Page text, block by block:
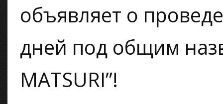
объявляет о
дней под общим
MATSURI”!